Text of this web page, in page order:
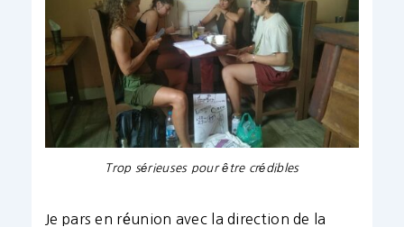
Trop sérieuses pour être crédibles
Je pars en réunion avec la direction de la